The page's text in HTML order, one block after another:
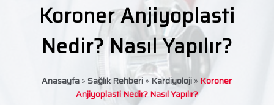
Koroner Anjiyoplasti
Nedir? Nasıl Yapılır?
Anasayfa» Sağlık Rehberi» Kardiyoloji» Koroner
Anjiyoplasti Nedir? Nasıl Yapılır?